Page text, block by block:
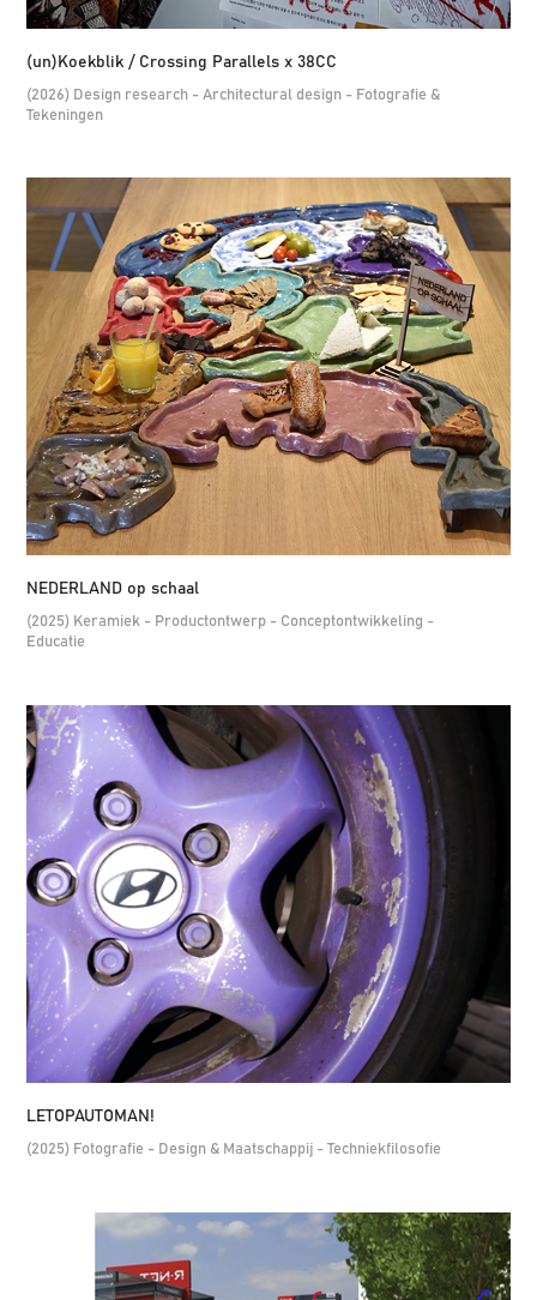
(un)Koekblik / Crossing Parallels x 38CC
(2026) Design research - Architectural design - Fotografie &
Tekeningen
NEDERLAND op schaal
(2025) Keramiek - Productontwerp - Conceptontwikkeling -
Educatie
LETOPAUTOMAN!
(2025) Fotografie - Design & Maatschappij - Techniekfilosofie